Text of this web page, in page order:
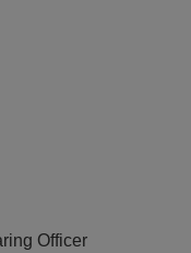
Officer